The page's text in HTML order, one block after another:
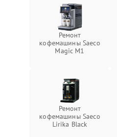
Ремонт
кофемашины Saeco
Magic M1
Ремонт
кофемашины Saeco
Lirika Black